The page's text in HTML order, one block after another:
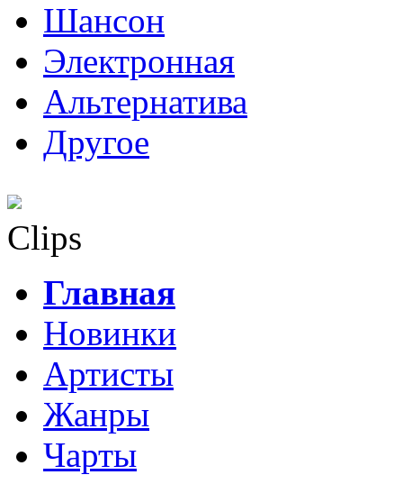
Шансон
Электронная
Альтернатива
Другое
Clips
Главная
Новинки
Артисты
Жанры
Чарты